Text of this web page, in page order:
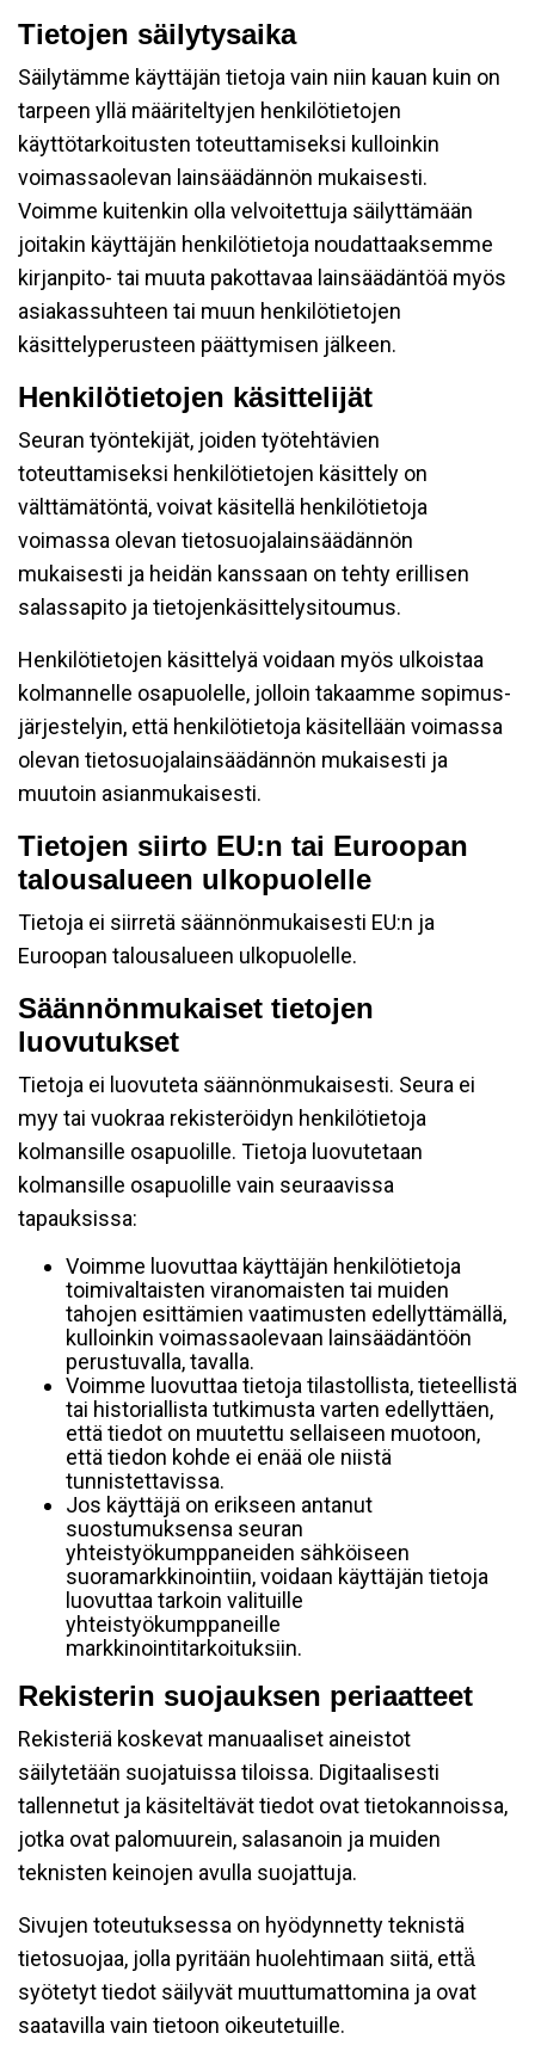
Tietojen säilytysaika
Säilytämme käyttäjän tietoja vain niin kauan kuin on
tarpeen yllä määriteltyjen henkilötietojen
käyttötarkoitusten toteuttamiseksi kulloinkin
voimassaolevan lainsäädännön mukaisesti.
Voimme kuitenkin olla velvoitettuja säilyttämään
joitakin käyttäjän henkilötietoja noudattaaksemme
kirjanpito- tai muuta pakottavaa lainsäädäntöä myös
asiakassuhteen tai muun henkilötietojen
käsittelyperusteen päättymisen jälkeen.
Henkilötietojen käsittelijät
Seuran työntekijät, joiden työtehtävien
toteuttamiseksi henkilötietojen käsittely on
välttämätöntä, voivat käsitellä henkilötietoja
voimassa olevan tietosuojalainsäädännön
mukaisesti ja heidän kanssaan on tehty erillisen
salassapito ja tietojenkäsittelysitoumus.
Henkilötietojen käsittelyä voidaan myös ulkoistaa
kolmannelle osapuolelle, jolloin takaamme sopimus-
järjestelyin, että henkilötietoja käsitellään voimassa
olevan tietosuojalainsäädännön mukaisesti ja
muutoin asianmukaisesti.
Tietojen siirto EU:n tai Euroopan
talousalueen ulkopuolelle
Tietoja ei siirretä säännönmukaisesti EU:n ja
Euroopan talousalueen ulkopuolelle.
Säännönmukaiset tietojen
luovutukset
Tietoja ei luovuteta säännönmukaisesti. Seura ei
myy tai vuokraa rekisteröidyn henkilötietoja
kolmansille osapuolille. Tietoja luovutetaan
kolmansille osapuolille vain seuraavissa
tapauksissa:
Voimme luovuttaa käyttäjän henkilötietoja
toimivaltaisten viranomaisten tai muiden
tahojen esittämien vaatimusten edellyttämällä,
kulloinkin voimassaolevaan lainsäädäntöön
perustuvalla, tavalla.
Voimme luovuttaa tietoja tilastollista, tieteellistä
tai historiallista tutkimusta varten edellyttäen,
että tiedot on muutettu sellaiseen muotoon,
että tiedon kohde ei enää ole niistä
tunnistettavissa.
Jos käyttäjä on erikseen antanut
suostumuksensa seuran
yhteistyökumppaneiden sähköiseen
suoramarkkinointiin, voidaan käyttäjän tietoja
luovuttaa tarkoin valituille
yhteistyökumppaneille
markkinointitarkoituksiin.
Rekisterin suojauksen periaatteet
Rekisteriä koskevat manuaaliset aineistot
säilytetään suojatuissa tiloissa. Digitaalisesti
tallennetut ja käsiteltävät tiedot ovat tietokannoissa,
jotka ovat palomuurein, salasanoin ja muiden
teknisten keinojen avulla suojattuja.
Sivujen toteutuksessa on hyödynnetty teknistä
tietosuojaa, jolla pyritään huolehtimaan siitä, että̈
syötetyt tiedot säilyvät muuttumattomina ja ovat
saatavilla vain tietoon oikeutetuille.